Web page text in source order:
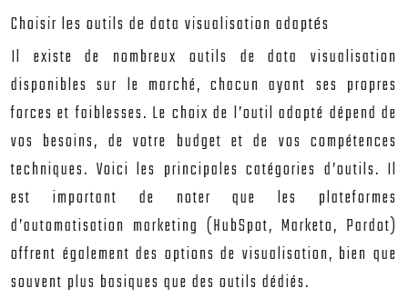
Choisir les outils de data visualisation adaptés
Il existe de nombreux outils de data visualisation
disponibles sur le marché, chacun ayant ses propres
forces et faiblesses. Le choix de l’outil adapté dépend de
vos besoins, de votre budget et de vos compétences
techniques. Voici les principales catégories d’outils. Il
est important de noter que les plateformes
d’automatisation marketing (HubSpot, Marketo, Pardot)
offrent également des options de visualisation, bien que
souvent plus basiques que des outils dédiés.